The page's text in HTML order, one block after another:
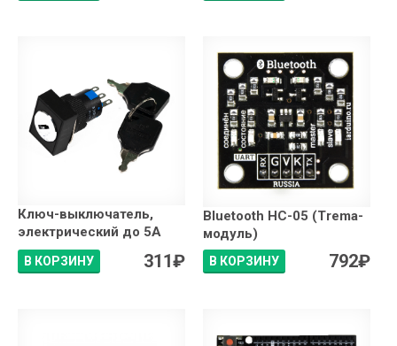
Ключ-выключатель,
электрический до 5А
В КОРЗИНУ 311₽
Bluetooth HC-05 (Trema-
модуль)
В КОРЗИНУ 792₽